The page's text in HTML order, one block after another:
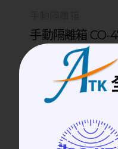
手動隔離箱 CO-